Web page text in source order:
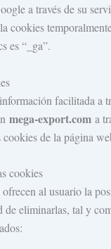
a través de su
cookies
es “_ga”.
facilitada a
mega-export.com a
de la página
cookies
ofrecen al usuario la
eliminarlas, tal y